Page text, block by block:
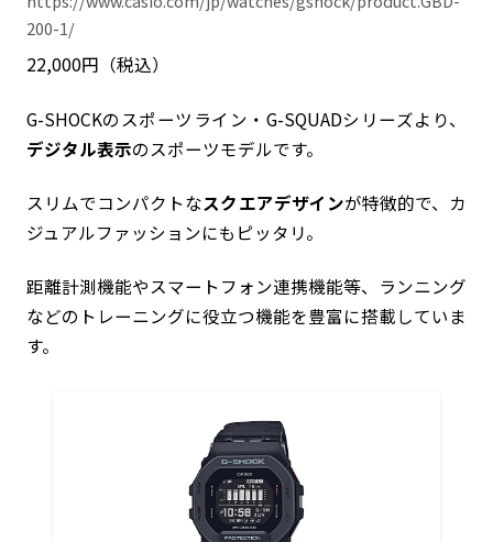
200-1/
22,000円（税込）
G-SHOCKのスポーツライン・G-SQUADシリーズより、
デジタル表示のスポーツモデルです。
スリムでコンパクトなスクエアデザインが特徴的で、カ
ジュアルファッションにもピッタリ。
距離計測機能やスマートフォン連携機能等、ランニング
などのトレーニングに役立つ機能を豊富に搭載していま
す。